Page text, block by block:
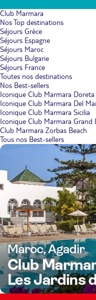
Club Marmara
Nos Top destinations
Séjours Grèce
Séjours Espagne
Séjours Maroc
Séjours Bulgarie
Séjours France
Toutes nos destinations
Nos Best-sellers
Iconique Club Marmara Doreta
Iconique Club Marmara Del
Iconique Club Marmara Sicilia
Iconique Club Marmara Grand
Club Marmara Zorbas Beach
Tous nos Best-sellers